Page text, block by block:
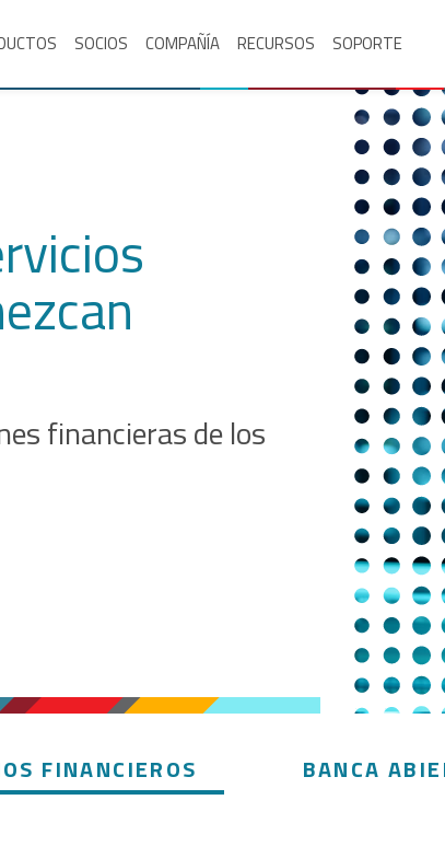
SOCIOS COMPAÑÍA RECURSOS SOPORTE
financieras de los
FINANCIEROS BANCA